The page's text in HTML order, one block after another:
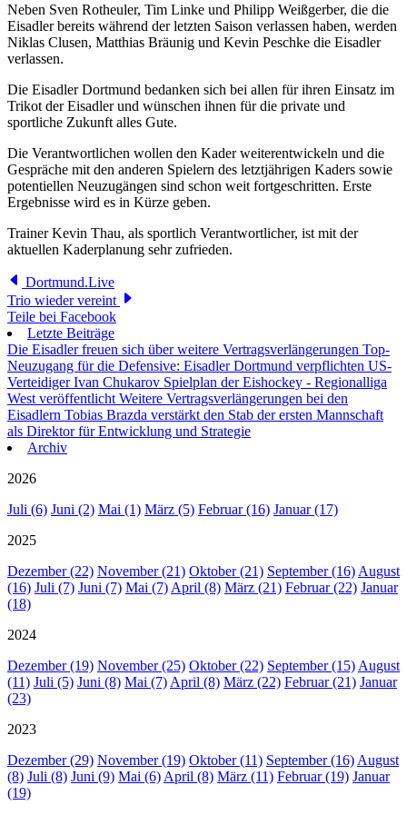
Neben Sven Rotheuler, Tim Linke und Philipp Weißgerber, die die
Eisadler bereits während der letzten Saison verlassen haben, werden
Niklas Clusen, Matthias Bräunig und Kevin Peschke die Eisadler
verlassen.
Die Eisadler Dortmund bedanken sich bei allen für ihren Einsatz im
Trikot der Eisadler und wünschen ihnen für die private und
sportliche Zukunft alles Gute.
Die Verantwortlichen wollen den Kader weiterentwickeln und die
Gespräche mit den anderen Spielern des letztjährigen Kaders sowie
potentiellen Neuzugängen sind schon weit fortgeschritten. Erste
Ergebnisse wird es in Kürze geben.
Trainer Kevin Thau, als sportlich Verantwortlicher, ist mit der
aktuellen Kaderplanung sehr zufrieden.
Dortmund.Live
Trio wieder vereint
Teile bei Facebook
Letzte Beiträge
Die Eisadler freuen sich über weitere Vertragsverlängerungen Top-
Neuzugang für die Defensive: Eisadler Dortmund verpflichten US-
Verteidiger Ivan Chukarov Spielplan der Eishockey - Regionalliga
West veröffentlicht Weitere Vertragsverlängerungen bei den
Eisadlern Tobias Brazda verstärkt den Stab der ersten Mannschaft
als Direktor für Entwicklung und Strategie
Archiv
2026
Juli (6) Juni (2) Mai (1) März (5) Februar (16) Januar (17)
2025
Dezember (22) November (21) Oktober (21) September (16) August
(16) Juli (7) Juni (7) Mai (7) April (8) März (21) Februar (22) Januar
(18)
2024
Dezember (19) November (25) Oktober (22) September (15) August
(11) Juli (5) Juni (8) Mai (7) April (8) März (22) Februar (21) Januar
(23)
2023
Dezember (29) November (19) Oktober (11) September (16) August
(8) Juli (8) Juni (9) Mai (6) April (8) März (11) Februar (19) Januar
(19)